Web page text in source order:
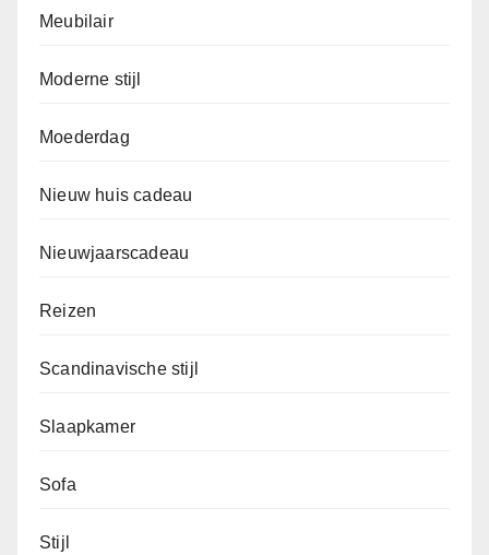
Meubilair
Moderne stijl
Moederdag
Nieuw huis cadeau
Nieuwjaarscadeau
Reizen
Scandinavische stijl
Slaapkamer
Sofa
Stijl